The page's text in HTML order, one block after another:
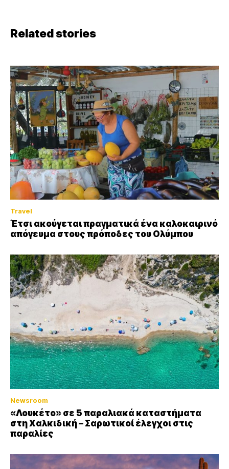
Related stories
Travel
Έτσι ακούγεται πραγματικά ένα καλοκαιρινό
απόγευμα στους πρόποδες του Ολύμπου
Newsroom
«Λουκέτο» σε 5 παραλιακά καταστήματα
στη Χαλκιδική – Σαρωτικοί έλεγχοι στις
παραλίες